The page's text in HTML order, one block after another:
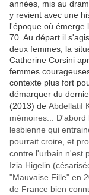
années, mis au
y revient avec une
l'époque où émerge
70. Au départ il
deux femmes, la
Catherine Corsini
femmes
contexte plus fort
démarquer du
(2013) de Abdellatif
mémoires...
lesbienne qui
pourrait croire, et
contre l'urbain n'est
Izia Higelin
"Mauvaise Fille" en
de France bien